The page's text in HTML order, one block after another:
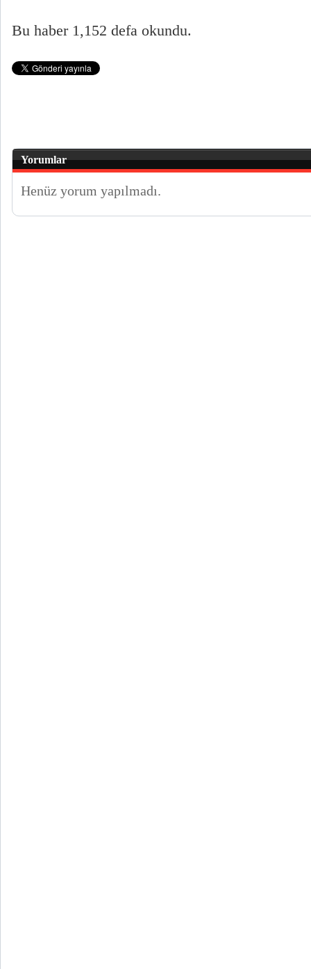
Bu haber 1,152 defa okundu.
Yorumlar
Henüz yorum yapılmadı.